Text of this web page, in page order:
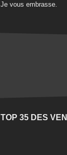
Je vous embrasse.
TOP 35 DES